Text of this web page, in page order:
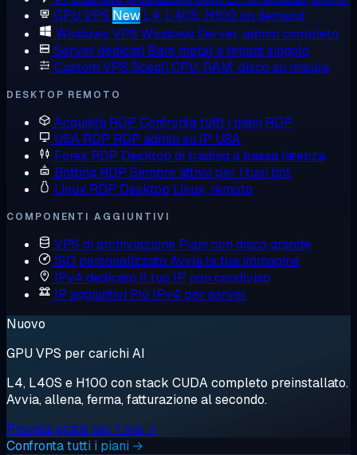
GPU VPS New L4, L40S, H100 on demand
Windows VPS Windows Server, admin completo
Server dedicati Bare metal a tenant singolo
Custom VPS Scegli CPU, RAM, disco su misura
DESKTOP REMOTO
Acquista RDP Confronta tutti i piani RDP
USA RDP RDP admin su IP USA
Forex RDP Desktop di trading a bassa latenza
Botting RDP Sempre attivo per i tuoi bot
Linux RDP Desktop Linux, remoto
COMPONENTI AGGIUNTIVI
VPS di archiviazione Piani con disco grande
ISO personalizzato Avvia la tua immagine
IPv4 dedicato Il tuo IP, non condiviso
IP aggiuntivi Più IPv4 per server
Nuovo
GPU VPS per carichi AI
L4, L40S e H100 con stack CUDA completo preinstallato.
Avvia, allena, ferma, fatturazione al secondo.
Provala gratis per 1 ora →
Confronta tutti i piani →